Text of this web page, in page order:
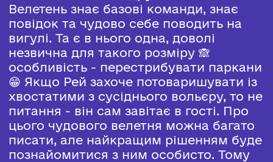
Велетень знає базові команди, знає
повідок та чудово себе поводить на
вигулі. Та є в нього одна, доволі
незвична для такого розміру 🙈
особливість - перестрибувати паркани
😁 Якщо Рей захоче потоваришувати із
хвостатими з сусіднього вольєру, то не
питання - він сам завітає в гості. Про
цього чудового велетня можна багато
писати, але найкращим рішенням буде
познайомитися з ним особисто. Тому